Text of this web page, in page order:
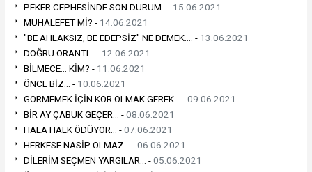
PEKER CEPHESİNDE SON DURUM.. - 15.06.2021
MUHALEFET Mİ? - 14.06.2021
"BE AHLAKSIZ, BE EDEPSİZ" NE DEMEK.... - 13.06.2021
DOĞRU ORANTI... - 12.06.2021
BİLMECE... KİM? - 11.06.2021
ÖNCE BİZ... - 10.06.2021
GÖRMEMEK İÇİN KÖR OLMAK GEREK... -09.06.2021
BİR AY ÇABUK GEÇER... -08.06.2021
HALA HALK ÖDÜYOR... -07.06.2021
HERKESE NASİP OLMAZ... -06.06.2021
DİLERİM SEÇMEN YARGILAR... -05.06.2021